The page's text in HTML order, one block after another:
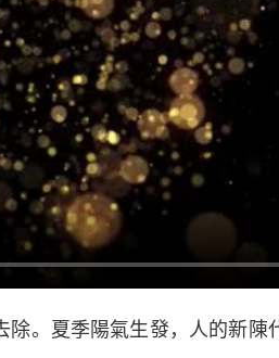
夏季陽氣生發，人的新陳